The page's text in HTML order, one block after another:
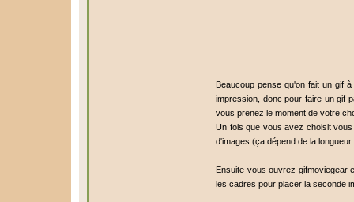
Beaucoup pense qu'on fait un gif
impression, donc pour faire un gif
vous prenez le moment de votre
Un fois que vous avez choisit
d'images (ça dépend de la
Ensuite vous ouvrez gifmoviegear
les cadres pour placer la seconde